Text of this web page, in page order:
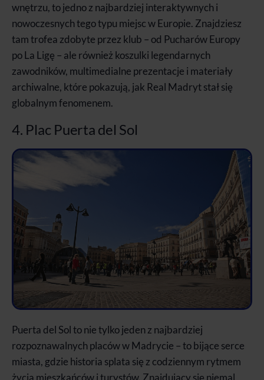
wnętrzu, to jedno z najbardziej interaktywnych i
nowoczesnych tego typu miejsc w Europie. Znajdziesz
tam trofea zdobyte przez klub – od Pucharów Europy
po La Ligę – ale również koszulki legendarnych
zawodników, multimedialne prezentacje i materiały
archiwalne, które pokazują, jak Real Madryt stał się
globalnym fenomenem.
4. Plac Puerta del Sol
Puerta del Sol to nie tylko jeden z najbardziej
rozpoznawalnych placów w Madrycie – to bijące serce
miasta, gdzie historia splata się z codziennym rytmem
życia mieszkańców i turystów. Znajdujący się niemal